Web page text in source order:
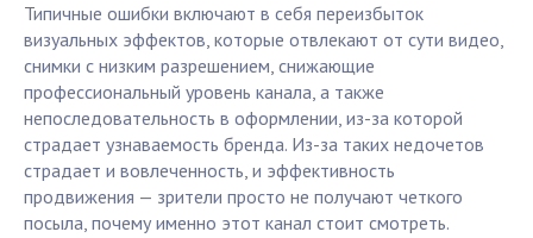
Типичные ошибки включают в себя переизбыток
визуальных эффектов, которые отвлекают от сути видео,
снимки с низким разрешением, снижающие
профессиональный уровень канала, а также
непоследовательность в оформлении, из-за которой
страдает узнаваемость бренда. Из-за таких недочетов
страдает и вовлеченность, и эффективность
продвижения — зрители просто не получают четкого
посыла, почему именно этот канал стоит смотреть.